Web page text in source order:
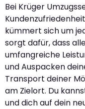
Bei Krüger
kümmert sich um
sorgt dafür, dass
umfangreiche
und Auspacken
Transport deiner
am Zielort. Du
und dich auf dein